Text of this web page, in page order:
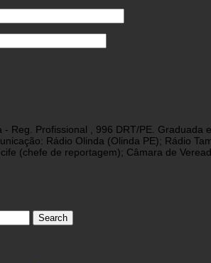
- Reg. Profissional , 996 DRT/PE.
Rádio Olinda (Olinda PE); Rádio
(chefe de reportagem); Câmara de